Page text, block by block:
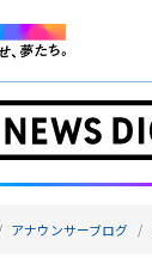
アナウンサーブログ